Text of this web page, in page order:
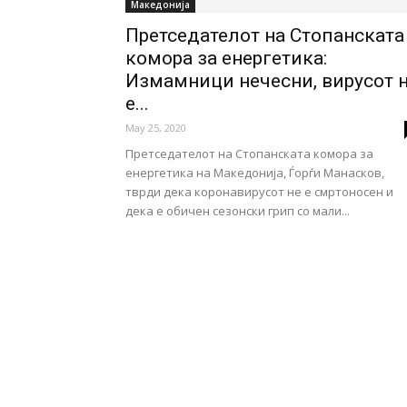
Македонија
Претседателот на Стопанската
комора за енергетика:
Измамници нечесни, вирусот
е...
May 25, 2020
Претседателот на Стопанската комора за
енергетика на Македонија, Ѓорѓи Манасков,
тврди дека коронавирусот не е смртоносен и
дека е обичен сезонски грип со мали...